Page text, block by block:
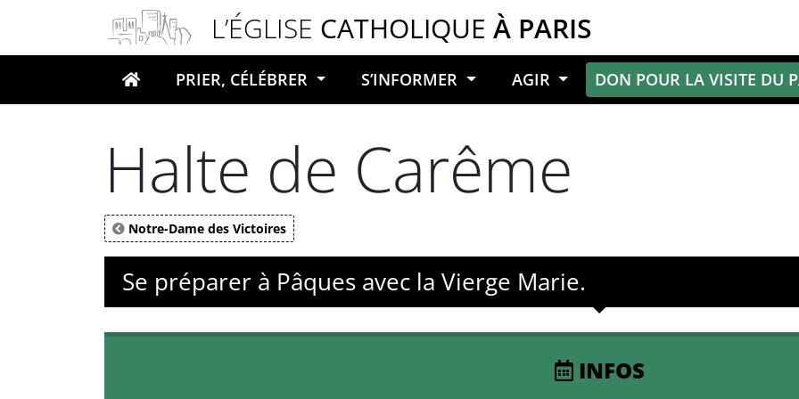
L’ÉGLISE CATHOLIQUE À PARIS
Votre recherche
PRIER, CÉLÉBRER S’INFORMER AGIR DON POUR LA VISITE DU
Halte de Carême
Notre-Dame des Victoires
Se préparer à Pâques avec la Vierge Marie.
INFOS
Panneau de gestion des cookies